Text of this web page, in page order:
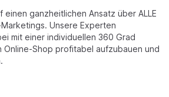
einen ganzheitlichen Ansatz über ALLE
Unsere Experten
mit einer individuellen 360 Grad
Online-Shop profitabel aufzubauen und